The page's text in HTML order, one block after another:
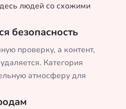
людей со схожими
безопасность
проверку, а контент,
Категория
атмосферу для